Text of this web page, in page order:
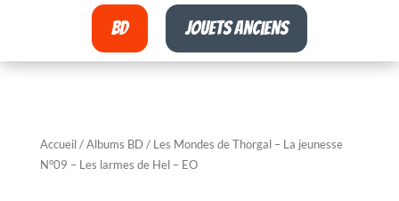
BD Jouets anciens
Accueil/Albums BD / Les Mondes de Thorgal – La jeunesse
N°09 – Les larmes de Hel – EO